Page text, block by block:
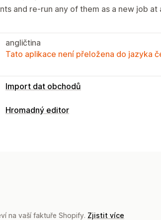
and re-run any of them as a new job at
angličtina
Tato aplikace není přeložena do jazyka
Import dat obchodů
Synchronizace dat
Hromadný editor
na vaší faktuře Shopify. Zjistit více